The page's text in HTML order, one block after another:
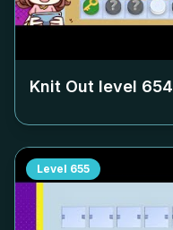
Knit Out level 654
Level 655